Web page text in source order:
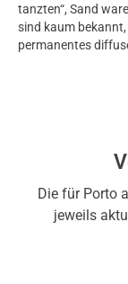
tanzten“, Sand
sind kaum
permanentes
Die für Porto
jeweils